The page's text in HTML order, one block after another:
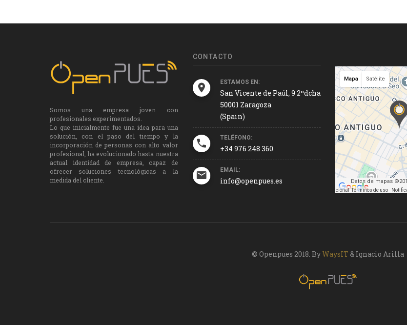
Somos una empresa joven con
profesionales experimentados.
Lo que inicialmente fue una idea para una
solución, con el paso del tiempo y la
incorporación de personas con alto valor
profesional, ha evolucionado hasta nuestra
actual identidad de empresa, capaz de
ofrecer soluciones tecnológicas a la
medida del cliente.
CONTACTO
ESTAMOS EN:
San Vicente de Paúl, 9 2ºdcha
50001 Zaragoza
(Spain)
TELÉFONO:
+34 976 248 360
EMAIL:
info@openpues.es
Datos de mapas ©2018 Google, Inst. Geogr. Nacional
Datos de mapas
Términos de uso
Mapa Satélite
© Openpues 2018. By WaysIT & Ignacio Arilla